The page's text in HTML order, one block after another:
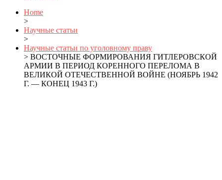
Home
>
Научные статьи
>
Научные статьи по уголовному праву
> ВОСТОЧНЫЕ ФОРМИРОВАНИЯ ГИТЛЕРОВСКОЙ
АРМИИ В ПЕРИОД КОРЕННОГО ПЕРЕЛОМА В
ВЕЛИКОЙ ОТЕЧЕСТВЕННОЙ ВОЙНЕ (НОЯБРЬ 1942
Г. — КОНЕЦ 1943 Г.)